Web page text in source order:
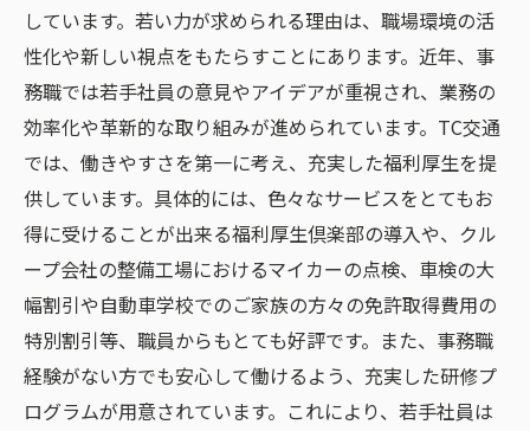
しています。若い力が求められる理由は、職場環境の活
性化や新しい視点をもたらすことにあります。近年、事
務職では若手社員の意見やアイデアが重視され、業務の
効率化や革新的な取り組みが進められています。TC交通
では、働きやすさを第一に考え、充実した福利厚生を提
供しています。具体的には、色々なサービスをとてもお
得に受けることが出来る福利厚生倶楽部の導入や、クル
ープ会社の整備工場におけるマイカーの点検、車検の大
幅割引や自動車学校でのご家族の方々の免許取得費用の
特別割引等、職員からもとても好評です。また、事務職
経験がない方でも安心して働けるよう、充実した研修プ
ログラムが用意されています。これにより、若手社員は